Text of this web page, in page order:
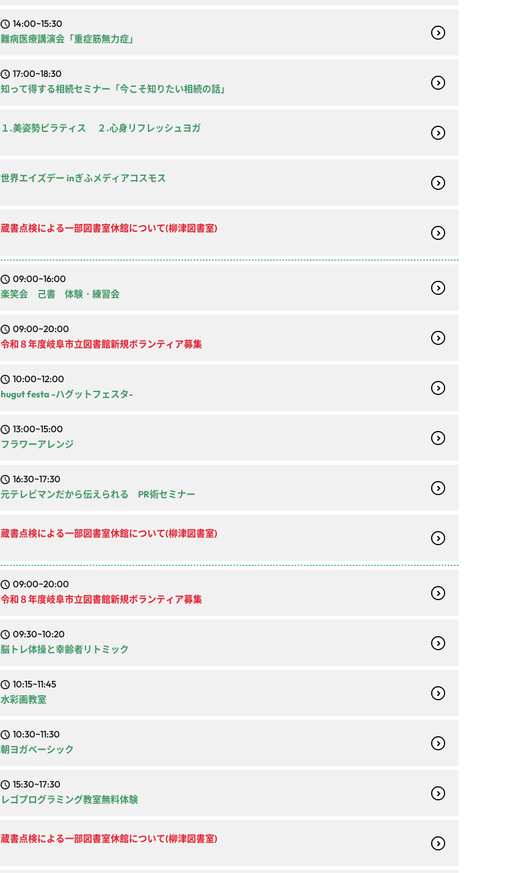
14:00~15:30
難病医療講演会「重症筋無力症」
17:00~18:30
知って得する相続セミナー「今こそ知りたい相続の話」
１.美姿勢ピラティス ２.心身リフレッシュヨガ
世界エイズデー inぎふメディアコスモス
蔵書点検による一部図書室休館について(柳津図書室)
09:00~16:00
楽笑会 己書 体験・練習会
09:00~20:00
令和８年度岐阜市立図書館新規ボランティア募集
10:00~12:00
hugut festa -ハグットフェスタ-
13:00~15:00
フラワーアレンジ
16:30~17:30
元テレビマンだから伝えられる PR術セミナー
蔵書点検による一部図書室休館について(柳津図書室)
09:00~20:00
令和８年度岐阜市立図書館新規ボランティア募集
09:30~10:20
脳トレ体操と幸齢者リトミック
10:15~11:45
水彩画教室
10:30~11:30
朝ヨガベーシック
15:30~17:30
レゴプログラミング教室無料体験
蔵書点検による一部図書室休館について(柳津図書室)